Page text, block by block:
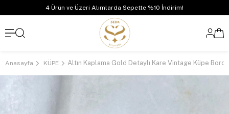
4 Ürün ve Üzeri Alımlarda Sepette %10 İndirim!
Anasayfa KÜPE Altın Kaplama Gold Detaylı Kare Vintage Küpe Bordo